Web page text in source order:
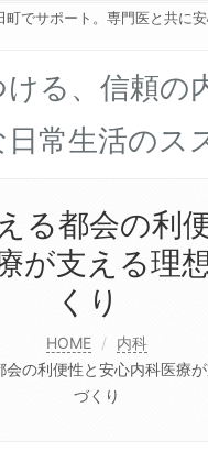
町でサポート。専門医と共に
る、信頼の
常生活のス
る都会の利
が支える理
くり
HOME
内科
会の利便性と安心内科医療
づくり